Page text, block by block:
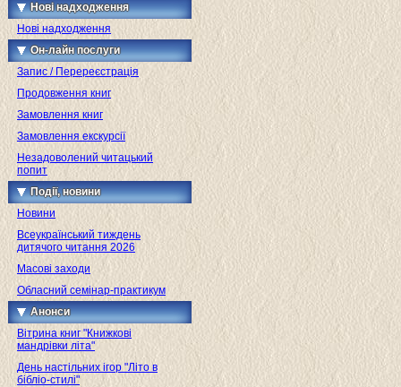
Нові надходження
Нові надходження
Он-лайн послуги
Запис / Перереєстрація
Продовження книг
Замовлення книг
Замовлення екскурсії
Незадоволений читацький
попит
Події, новини
Новини
Всеукраїнський тиждень
дитячого читання 2026
Масові заходи
Обласний семінар-практикум
Анонси
Вітрина книг "Книжкові
мандрівки літа"
День настільних ігор "Літо в
бібліо-стилі"